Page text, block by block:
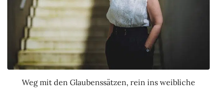
Weg mit den Glaubenssätzen, rein ins weibliche